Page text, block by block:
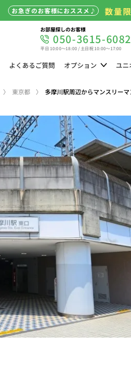
お急ぎのお客様におススメ♪ 数量
お部屋探しのお客様
050-3615-6082
平日 10:00～18:00 / 土日祝 10:00～17:00
よくあるご質問 オプション ユニ
東京都 多摩川駅周辺からマンスリー